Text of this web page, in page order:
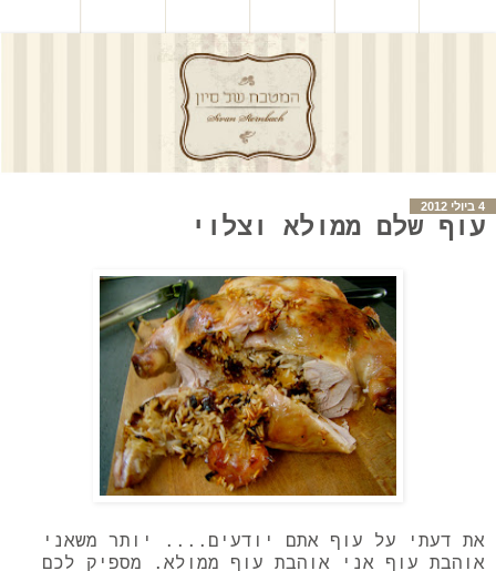
4 ביולי 2012
עוף שלם ממולא וצלוי
את דעתי על עוף אתם יודעים.... יותר משאני
אוהבת עוף אני אוהבת עוף ממולא. מספיק לכם